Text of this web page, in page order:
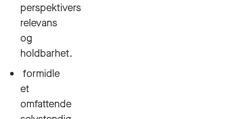
perspektivers
relevans
og
holdbarhet.
formidle
et
omfattende